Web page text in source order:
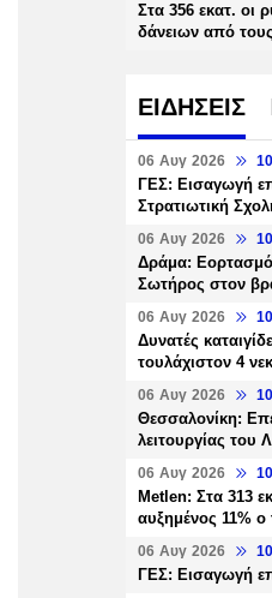
Στα 356 εκατ. οι
δάνειων από
ΕΙΔΗΣΕΙΣ
06 Αυγ 2026
ΓΕΣ: Εισαγωγή
Στρατιωτική
06 Αυγ 2026
Δράμα:
Σωτήρος στον
06 Αυγ 2026
Δυνατές
τουλάχιστον 4
06 Αυγ 2026
Θεσσαλονίκη:
λειτουργίας του
06 Αυγ 2026
Metlen: Στα 313
αυξημένος 11%
06 Αυγ 2026
ΓΕΣ: Εισαγωγή